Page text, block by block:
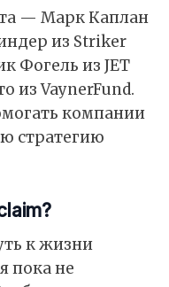
— Марк Каплан
из Striker
Фогель из JET
из VaynerFund.
компании
стратегию
к жизни
пока не